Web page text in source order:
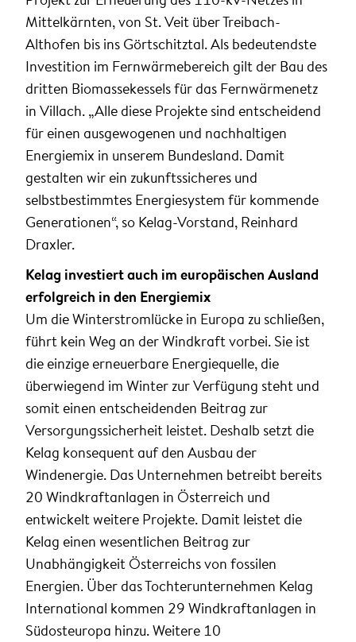
Mittelkärnten, von St. Veit über Treibach-
Althofen bis ins Görtschitztal. Als bedeutendste
Investition im Fernwärmebereich gilt der Bau des
dritten Biomassekessels für das Fernwärmenetz
in Villach. „Alle diese Projekte sind entscheidend
für einen ausgewogenen und nachhaltigen
Energiemix in unserem Bundesland. Damit
gestalten wir ein zukunftssicheres und
selbstbestimmtes Energiesystem für kommende
Generationen“, so Kelag-Vorstand, Reinhard
Draxler.
Kelag investiert auch im europäischen Ausland
erfolgreich in den Energiemix
Um die Winterstromlücke in Europa zu schließen,
führt kein Weg an der Windkraft vorbei. Sie ist
die einzige erneuerbare Energiequelle, die
überwiegend im Winter zur Verfügung steht und
somit einen entscheidenden Beitrag zur
Versorgungssicherheit leistet. Deshalb setzt die
Kelag konsequent auf den Ausbau der
Windenergie. Das Unternehmen betreibt bereits
20 Windkraftanlagen in Österreich und
entwickelt weitere Projekte. Damit leistet die
Kelag einen wesentlichen Beitrag zur
Unabhängigkeit Österreichs von fossilen
Energien. Über das Tochterunternehmen Kelag
International kommen 29 Windkraftanlagen in
Südosteuropa hinzu. Weitere 10